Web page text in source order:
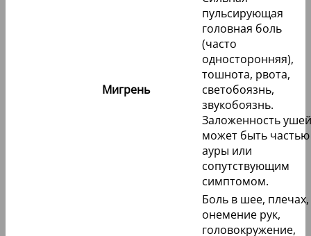
Мигрень
пульсирующая
головная боль
(часто
односторонняя),
тошнота, рвота,
светобоязнь,
звукобоязнь.
Заложенность ушей
может быть частью
ауры или
сопутствующим
симптомом.
Боль в шее, плечах,
онемение рук,
головокружение,